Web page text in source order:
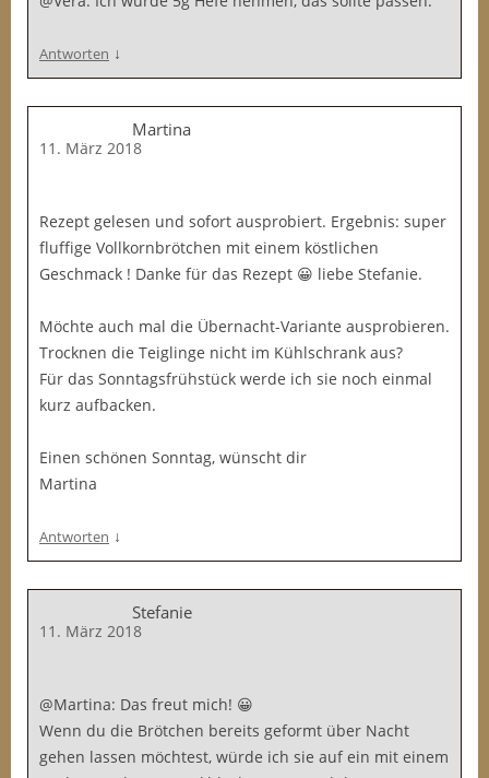
Antworten ↓
Martina
11. März 2018
Rezept gelesen und sofort ausprobiert. Ergebnis: super
fluffige Vollkornbrötchen mit einem köstlichen
Geschmack ! Danke für das Rezept 😀 liebe Stefanie.
Möchte auch mal die Übernacht-Variante ausprobieren.
Trocknen die Teiglinge nicht im Kühlschrank aus?
Für das Sonntagsfrühstück werde ich sie noch einmal
kurz aufbacken.
Einen schönen Sonntag, wünscht dir
Martina
Antworten ↓
Stefanie
11. März 2018
@Martina: Das freut mich! 😀
Wenn du die Brötchen bereits geformt über Nacht
gehen lassen möchtest, würde ich sie auf ein mit einem